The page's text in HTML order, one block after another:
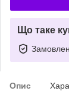
Що таке
Опис